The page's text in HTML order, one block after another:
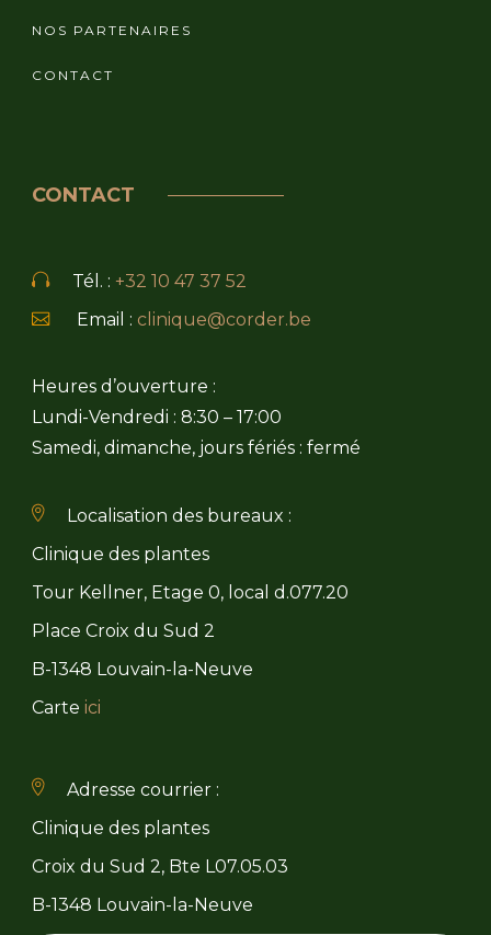
NOS PARTENAIRES
CONTACT
CONTACT
Tél. : +32 10 47 37 52
Email : clinique@corder.be
Heures d’ouverture :
Lundi-Vendredi : 8:30 – 17:00
Samedi, dimanche, jours fériés : fermé
Localisation des bureaux :
Clinique des plantes
Tour Kellner, Etage 0, local d.077.20
Place Croix du Sud 2
B-1348 Louvain-la-Neuve
Carte ici
Adresse courrier :
Clinique des plantes
Croix du Sud 2, Bte L07.05.03
B-1348 Louvain-la-Neuve